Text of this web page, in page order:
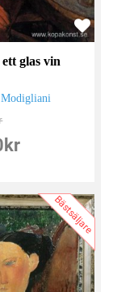
glas vin
kr
Bästsäljare